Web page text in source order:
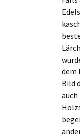
dem
Bild